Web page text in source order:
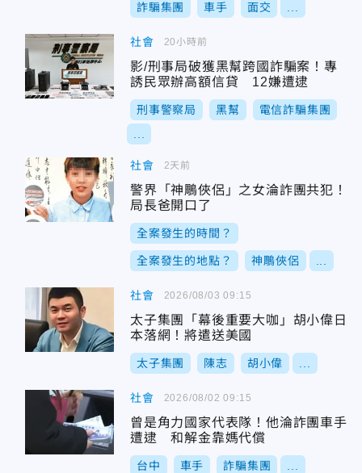
詐騙集團 車手 面交
社會
影/刑事局破獲黑幫跨國詐騙案！專
誘民眾辦高額信貸 12嫌遭逮
刑事警察局 黑幫 電信詐騙集團
20小時前
社會
警界「神鵰俠侶」之女淪詐團共犯！
局長爸開口了
全案發生的時間？
全案發生的地點？ 神鵰俠侶
2天前
社會
太子集團「幕後重要大咖」胡小偉日
本落網！將遣送美國
太子集團 陳志 胡小偉
2026/08/03 09:15
社會
曾是角力國家代表隊！他淪詐團車手
遭逮 和解金靠媽代償
台中 車手 詐騙集團
2026/08/02 09:15